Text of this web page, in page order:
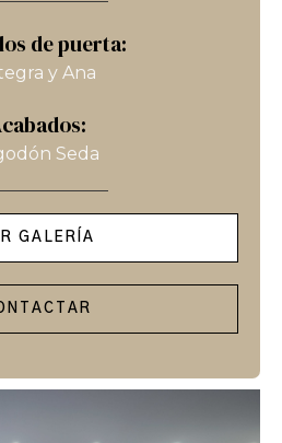
de puerta:
y Ana
Seda
GALERÍA